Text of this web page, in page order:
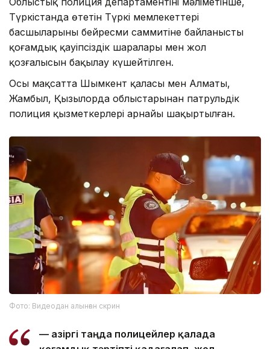
Түркістанда өтетін Түркі мемлекеттері
басшыларының бейресми саммитіне байланысты
қоғамдық қауіпсіздік шаралары мен жол
қозғалысын бақылау күшейтілген.
Осы мақсатта Шымкент қаласы мен Алматы,
Жамбыл, Қызылорда облыстарынан патрульдік
полиция қызметкерлері арнайы шақыртылған.
Фото: Видеодан алынған скрин
— Қазіргі таңда полицейлер қалада